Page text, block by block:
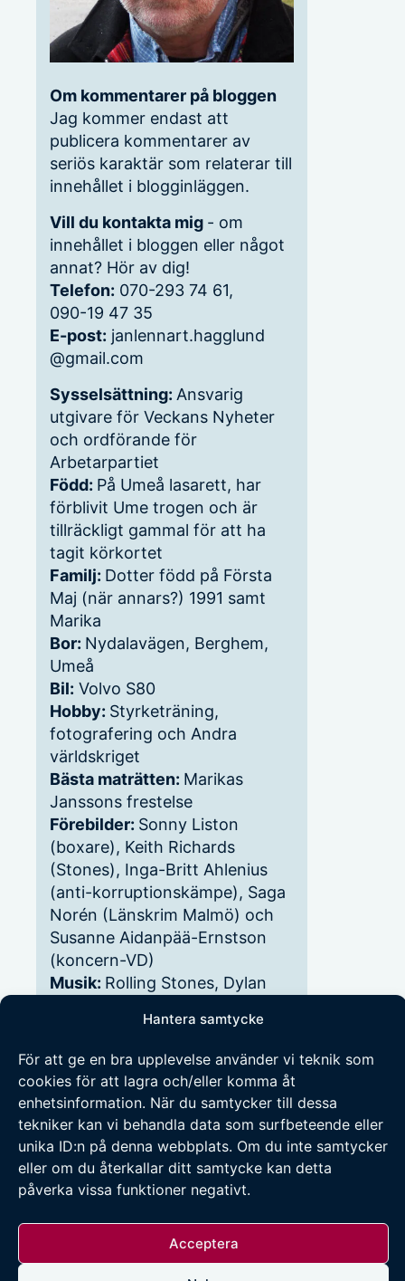
Hantera samtycke
För att ge en bra upplevelse använder vi teknik som
cookies för att lagra och/eller komma åt
enhetsinformation. När du samtycker till dessa
tekniker kan vi behandla data som surfbeteende eller
unika ID:n på denna webbplats. Om du inte samtycker
eller om du återkallar ditt samtycke kan detta
påverka vissa funktioner negativt.
Acceptera
Om kommentarer på bloggen
Jag kommer endast att
publicera kommentarer av
seriös karaktär som relaterar till
innehållet i blogginläggen.
Vill du kontakta mig - om
innehållet i bloggen eller något
annat? Hör av dig!
Telefon: 070-293 74 61,
090-19 47 35
E-post: janlennart.hagglund
@gmail.com
Sysselsättning: Ansvarig
utgivare för Veckans Nyheter
och ordförande för
Arbetarpartiet
Född: På Umeå lasarett, har
förblivit Ume trogen och är
tillräckligt gammal för att ha
tagit körkortet
Familj: Dotter född på Första
Maj (när annars?) 1991 samt
Marika
Bor: Nydalavägen, Berghem,
Umeå
Bil: Volvo S80
Hobby: Styrketräning,
fotografering och Andra
världskriget
Bästa maträtten: Marikas
Janssons frestelse
Förebilder: Sonny Liston
(boxare), Keith Richards
(Stones), Inga-Britt Ahlenius
(anti-korruptionskämpe), Saga
Norén (Länskrim Malmö) och
Susanne Aidanpää-Ernstson
(koncern-VD)
Musik: Rolling Stones, Dylan
Bästa egenskaper: Uthållig och
stabil då det blåser
Sämsta egenskaper:Kolerisk,
störande tidsoptimist och ofta
för hjälpsam
© 2026 Umebladet.se | Innehållet får återpubliceras
om källa och länk anges